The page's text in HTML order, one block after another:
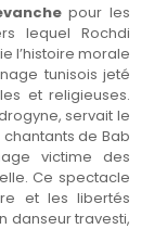
pour les
lequel Rochdi
l’histoire morale
tunisois jeté
et religieuses.
servait le
de Bab
victime des
Ce spectacle
et les libertés
danseur travesti,